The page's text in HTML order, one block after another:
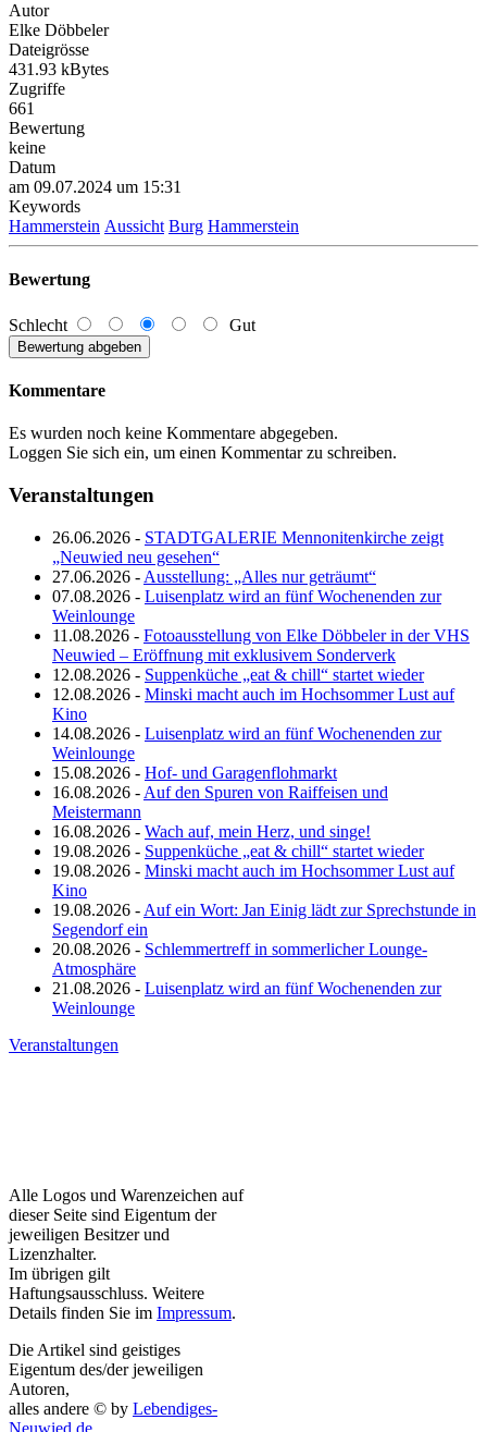
Autor
Elke Döbbeler
Dateigrösse
431.93 kBytes
Zugriffe
661
Bewertung
keine
Datum
am 09.07.2024 um 15:31
Keywords
Hammerstein Aussicht Burg Hammerstein
Bewertung
Schlecht Gut
Kommentare
Es wurden noch keine Kommentare abgegeben.
Loggen Sie sich ein, um einen Kommentar zu schreiben.
Veranstaltungen
26.06.2026 - STADTGALERIE Mennonitenkirche zeigt
„Neuwied neu gesehen“
27.06.2026 - Ausstellung: „Alles nur geträumt“
07.08.2026 - Luisenplatz wird an fünf Wochenenden zur
Weinlounge
11.08.2026 - Fotoausstellung von Elke Döbbeler in der VHS
Neuwied – Eröffnung mit exklusivem Sonderverk
12.08.2026 - Suppenküche „eat & chill“ startet wieder
12.08.2026 - Minski macht auch im Hochsommer Lust auf
Kino
14.08.2026 - Luisenplatz wird an fünf Wochenenden zur
Weinlounge
15.08.2026 - Hof- und Garagenflohmarkt
16.08.2026 - Auf den Spuren von Raiffeisen und
Meistermann
16.08.2026 - Wach auf, mein Herz, und singe!
19.08.2026 - Suppenküche „eat & chill“ startet wieder
19.08.2026 - Minski macht auch im Hochsommer Lust auf
Kino
19.08.2026 - Auf ein Wort: Jan Einig lädt zur Sprechstunde in
Segendorf ein
20.08.2026 - Schlemmertreff in sommerlicher Lounge-
Atmosphäre
21.08.2026 - Luisenplatz wird an fünf Wochenenden zur
Weinlounge
Veranstaltungen
Alle Logos und Warenzeichen auf
dieser Seite sind Eigentum der
jeweiligen Besitzer und
Lizenzhalter.
Im übrigen gilt
Haftungsausschluss. Weitere
Details finden Sie im Impressum.
Die Artikel sind geistiges
Eigentum des/der jeweiligen
Autoren,
alles andere © by Lebendiges-